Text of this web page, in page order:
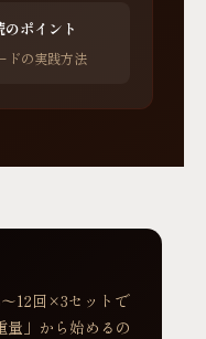
ポイント
ドの実践方法
12回×3セットで
」から始めるの